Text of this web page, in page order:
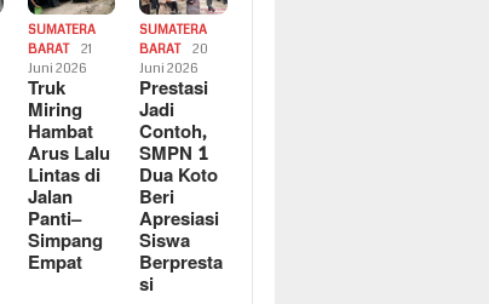
SUMATERA
BARAT
21
Juni 2026
Truk
Miring
Hambat
Arus Lalu
Lintas di
Jalan
Panti–
Simpang
Empat
SUMATERA
BARAT
20
Juni 2026
Prestasi
Jadi
Contoh,
SMPN 1
Dua Koto
Beri
Apresiasi
Siswa
Berpresta
si